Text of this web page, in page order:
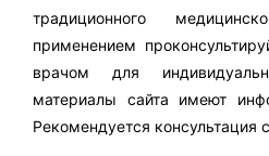
традиционного
применением
врачом для
материалы сайта имеют
Рекомендуется консультация